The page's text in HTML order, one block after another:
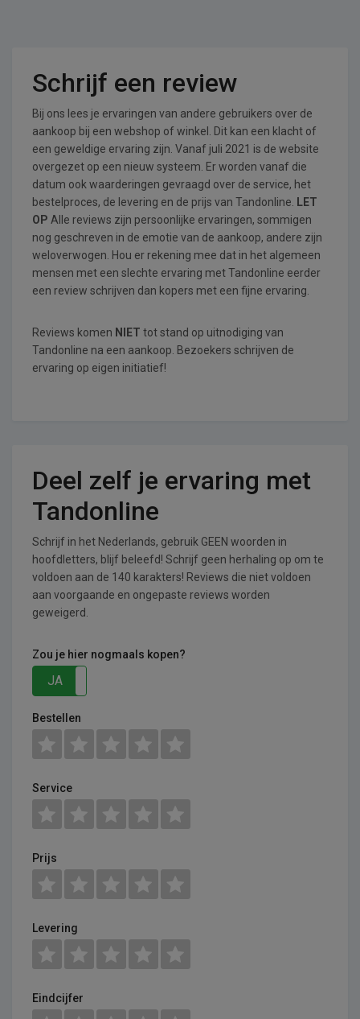
Schrijf een review
Bij ons lees je ervaringen van andere gebruikers over de
aankoop bij een webshop of winkel. Dit kan een klacht of
een geweldige ervaring zijn. Vanaf juli 2021 is de website
overgezet op een nieuw systeem. Er worden vanaf die
datum ook waarderingen gevraagd over de service, het
bestelproces, de levering en de prijs van Tandonline.
LET
OP Alle reviews zijn persoonlijke ervaringen, sommigen
nog geschreven in de emotie van de aankoop, andere zijn
weloverwogen. Hou er rekening mee dat in het algemeen
mensen met een slechte ervaring met Tandonline eerder
een review schrijven dan kopers met een fijne ervaring.
Reviews komen NIET tot stand op uitnodiging van
Tandonline na een aankoop. Bezoekers schrijven de
ervaring op eigen initiatief!
Deel zelf je ervaring met
Tandonline
Schrijf in het Nederlands, gebruik GEEN woorden in
hoofdletters, blijf beleefd! Schrijf geen herhaling op om te
voldoen aan de 140 karakters! Reviews die niet voldoen
aan voorgaande en ongepaste reviews worden
geweigerd.
Zou je hier nogmaals kopen?
JA
Bestellen
Service
Prijs
Levering
Eindcijfer